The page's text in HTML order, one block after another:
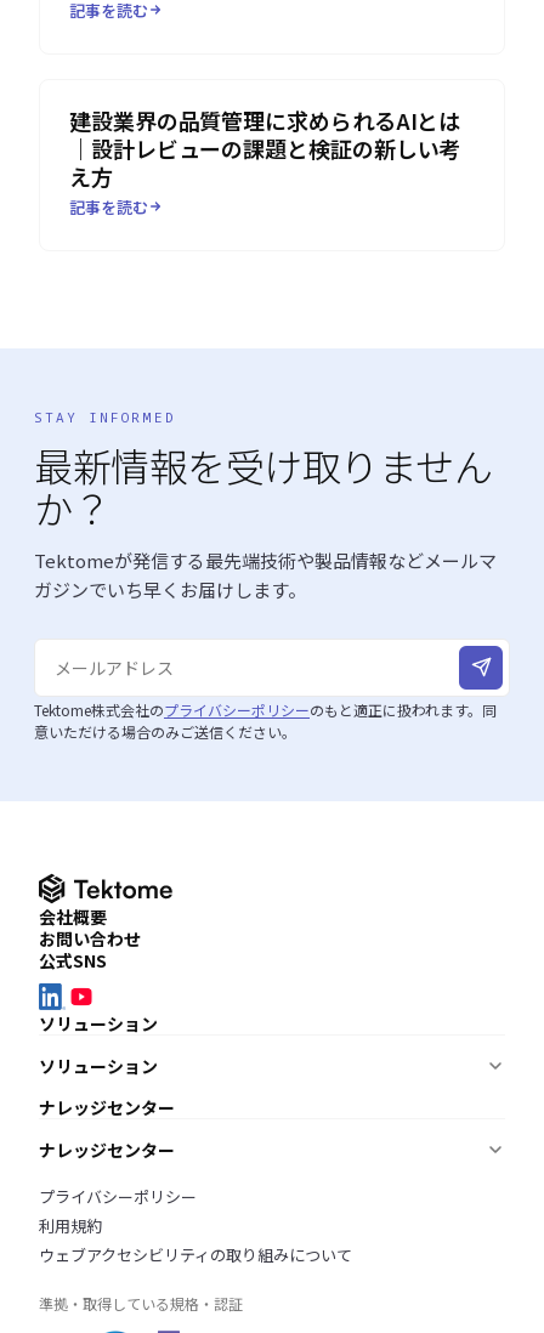
記事を読む
建設業界の品質管理に求められるAIとは
｜設計レビューの課題と検証の新しい考
え方
記事を読む
STAY INFORMED
最新情報を受け取りません
か？
Tektomeが発信する最先端技術や製品情報などメールマ
ガジンでいち早くお届けします。
Tektome株式会社のプライバシーポリシーのもと適正に扱われます。同
意いただける場合のみご送信ください。
会社概要
お問い合わせ
公式SNS
ソリューション
ソリューション
ナレッジを蓄積・共有したい
KnowledgeBuilder
適用要件を調査・管理したい
ReqManager
AI BIM Checker
オンラインデモ
ナレッジセンター
ナレッジセンター
ニュース
ブログ
よくあるご質問
プライバシーポリシー
利用規約
ウェブアクセシビリティの取り組みについて
準拠・取得している規格・認証